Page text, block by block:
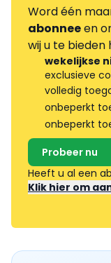
Word één
abonneeen
wij u te bieden
wekelijkse
exclusieve
volledig
onbeperkt
onbeperkt
Probeer nu
Heeft u al een
Klik hier om